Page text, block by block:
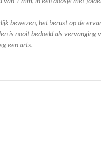
1 mm, in een doosje met
bewezen, het berust op de
is nooit bedoeld als vervanging
een arts.